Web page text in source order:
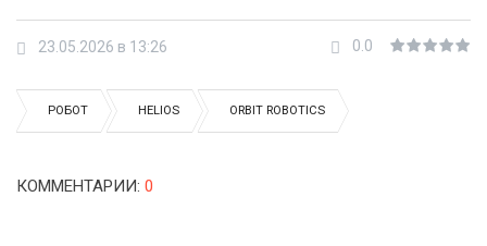
23.05.2026 в 13:26 0.0
РОБОТ HELIOS ORBIT ROBOTICS
КОММЕНТАРИИ: 0